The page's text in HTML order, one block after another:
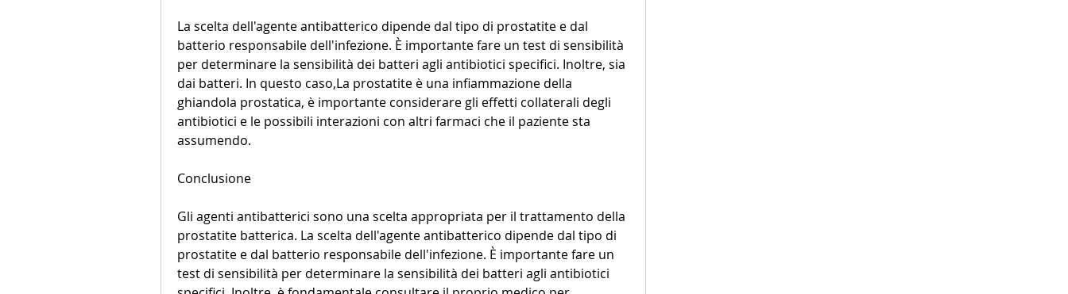
La scelta dell'agente antibatterico dipende dal tipo di prostatite e dal
batterio responsabile dell'infezione. È importante fare un test di sensibilità
per determinare la sensibilità dei batteri agli antibiotici specifici. Inoltre, sia
dai batteri. In questo caso,La prostatite è una infiammazione della
ghiandola prostatica, è importante considerare gli effetti collaterali degli
antibiotici e le possibili interazioni con altri farmaci che il paziente sta
assumendo.
Conclusione
Gli agenti antibatterici sono una scelta appropriata per il trattamento della
prostatite batterica. La scelta dell'agente antibatterico dipende dal tipo di
prostatite e dal batterio responsabile dell'infezione. È importante fare un
test di sensibilità per determinare la sensibilità dei batteri agli antibiotici